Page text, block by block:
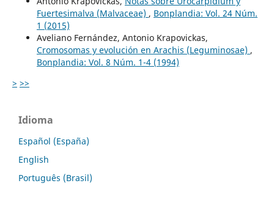
Fuertesimalva (Malvaceae) , Bonplandia: Vol. 24 Núm.
1 (2015)
Aveliano Fernández, Antonio Krapovickas,
Cromosomas y evolución en Arachis (Leguminosae) ,
Bonplandia: Vol. 8 Núm. 1-4 (1994)
> >>
Idioma
Español (España)
English
Português (Brasil)